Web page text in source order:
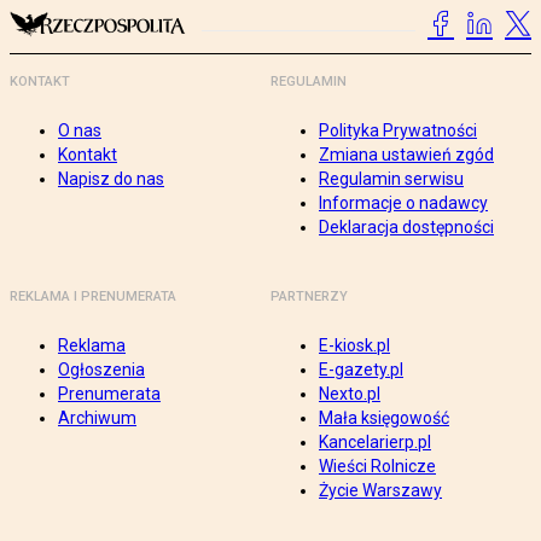
KONTAKT
O nas
Kontakt
Napisz do nas
REGULAMIN
Polityka Prywatności
Zmiana ustawień zgód
Regulamin serwisu
Informacje o nadawcy
Deklaracja dostępności
REKLAMA I PRENUMERATA
Reklama
Ogłoszenia
Prenumerata
Archiwum
PARTNERZY
E-kiosk.pl
E-gazety.pl
Nexto.pl
Mała księgowość
Kancelarierp.pl
Wieści Rolnicze
Życie Warszawy